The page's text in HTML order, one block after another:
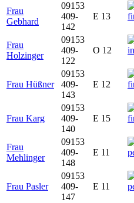
Frau
Gebhard
09153
409-
142
E 13
Frau
Holzinger
09153
409-
122
O 12
Frau Hüßner
09153
409-
143
E 12
Frau Karg
09153
409-
140
E 15
Frau
Mehlinger
09153
409-
148
E 11
Frau Pasler
09153
409-
147
E 11